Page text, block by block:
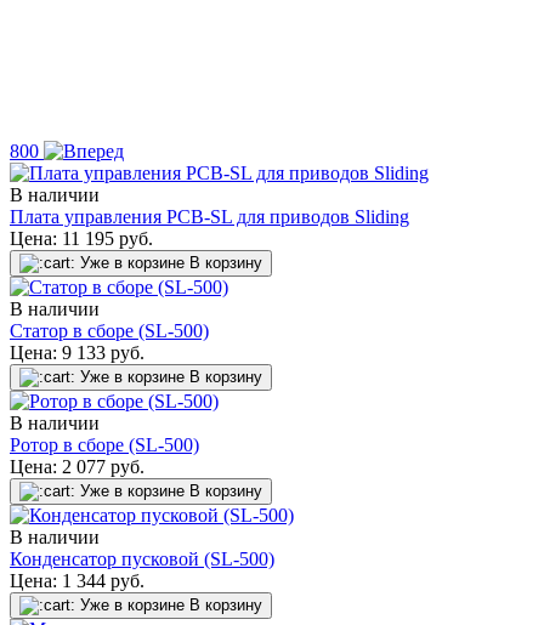
800
В наличии
Плата управления PCB-SL для приводов Sliding
Цена: 11 195 руб.
Уже в корзине В корзину
В наличии
Статор в сборе (SL-500)
Цена: 9 133 руб.
Уже в корзине В корзину
В наличии
Ротор в сборе (SL-500)
Цена: 2 077 руб.
Уже в корзине В корзину
В наличии
Конденсатор пусковой (SL-500)
Цена: 1 344 руб.
Уже в корзине В корзину